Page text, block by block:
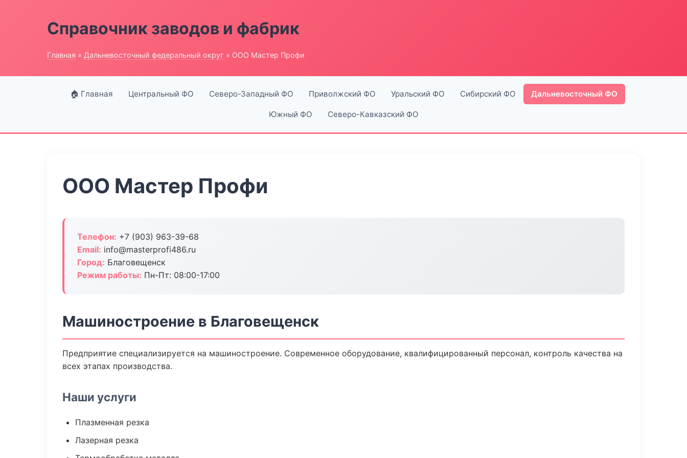
Справочник заводов и фабрик
Главная » Дальневосточный федеральный округ » ООО Мастер Профи
🏠 Главная Центральный ФО Северо-Западный ФО Приволжский ФО Уральский ФО Сибирский ФО Дальневосточный ФО
Южный ФО Северо-Кавказский ФО
ООО Мастер Профи
Телефон: +7 (903) 963-39-68
Email: info@masterprofi486.ru
Город: Благовещенск
Режим работы: Пн-Пт: 08:00-17:00
Машиностроение в Благовещенск
Предприятие специализируется на машиностроение. Современное оборудование, квалифицированный персонал, контроль качества на
всех этапах производства.
Наши услуги
Плазменная резка
Лазерная резка